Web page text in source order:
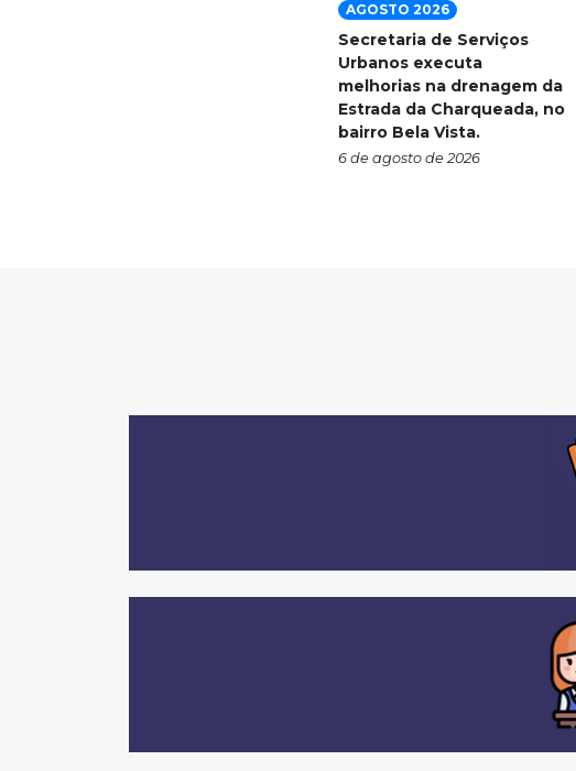
AGOSTO 2026
Secretaria de Serviços
Urbanos executa
melhorias na drenagem da
Estrada da Charqueada, no
bairro Bela Vista.
6 de agosto de 2026